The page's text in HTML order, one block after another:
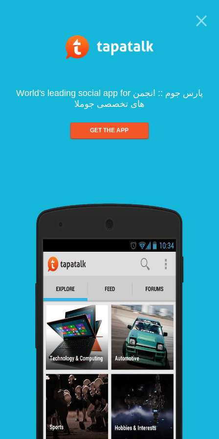
World's leading social app for پارس جوم :: انجمن
های تخصصی جوملا
GET THE APP